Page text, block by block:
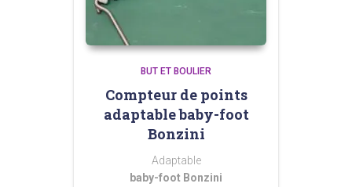
BUT ET BOULIER
Compteur de points
adaptable baby-foot
Bonzini
Adaptable
baby-foot Bonzini